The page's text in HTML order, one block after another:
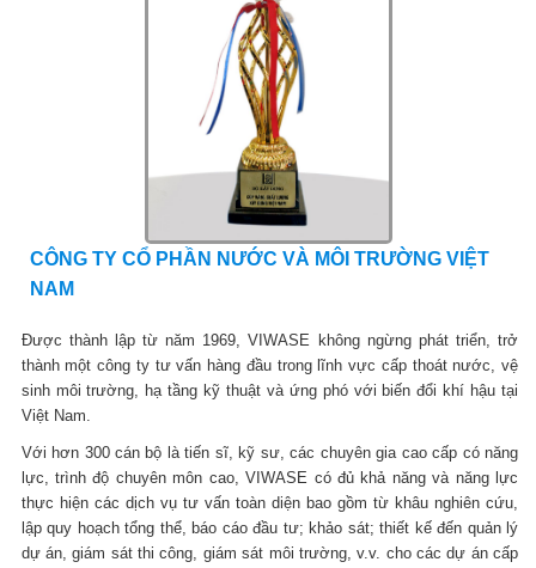
CÔNG TY CỔ PHẦN NƯỚC VÀ MÔI TRƯỜNG VIỆT
NAM
Được thành lập từ năm 1969, VIWASE không ngừng phát triển, trở
thành một công ty tư vấn hàng đầu trong lĩnh vực cấp thoát nước, vệ
sinh môi trường, hạ tầng kỹ thuật và ứng phó với biến đổi khí hậu tại
Việt Nam.
Với hơn 300 cán bộ là tiến sĩ, kỹ sư, các chuyên gia cao cấp có năng
lực, trình độ chuyên môn cao, VIWASE có đủ khả năng và năng lực
thực hiện các dịch vụ tư vấn toàn diện bao gồm từ khâu nghiên cứu,
lập quy hoạch tổng thể, báo cáo đầu tư; khảo sát; thiết kế đến quản lý
dự án, giám sát thi công, giám sát môi trường, v.v. cho các dự án cấp